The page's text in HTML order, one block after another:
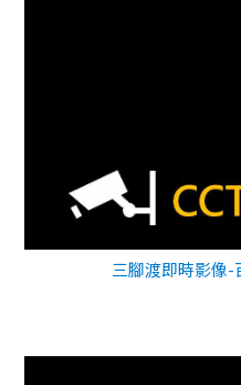
三腳渡即時影像-